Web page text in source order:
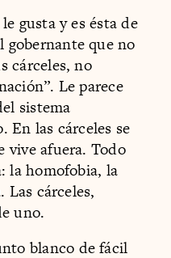
gusta y es ésta de
gobernante que no
cárceles, no
Le parece
sistema
En las cárceles se
vive afuera. Todo
la homofobia, la
Las cárceles,
uno.
blanco de fácil